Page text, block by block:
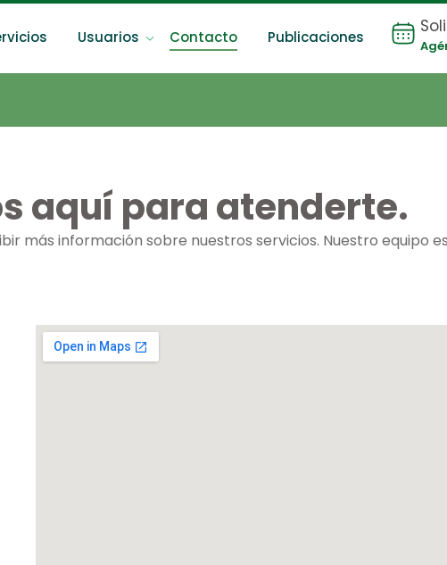
Usuarios Contacto Publicaciones
aquí para atenderte.
más información sobre nuestros servicios. Nuestro equipo